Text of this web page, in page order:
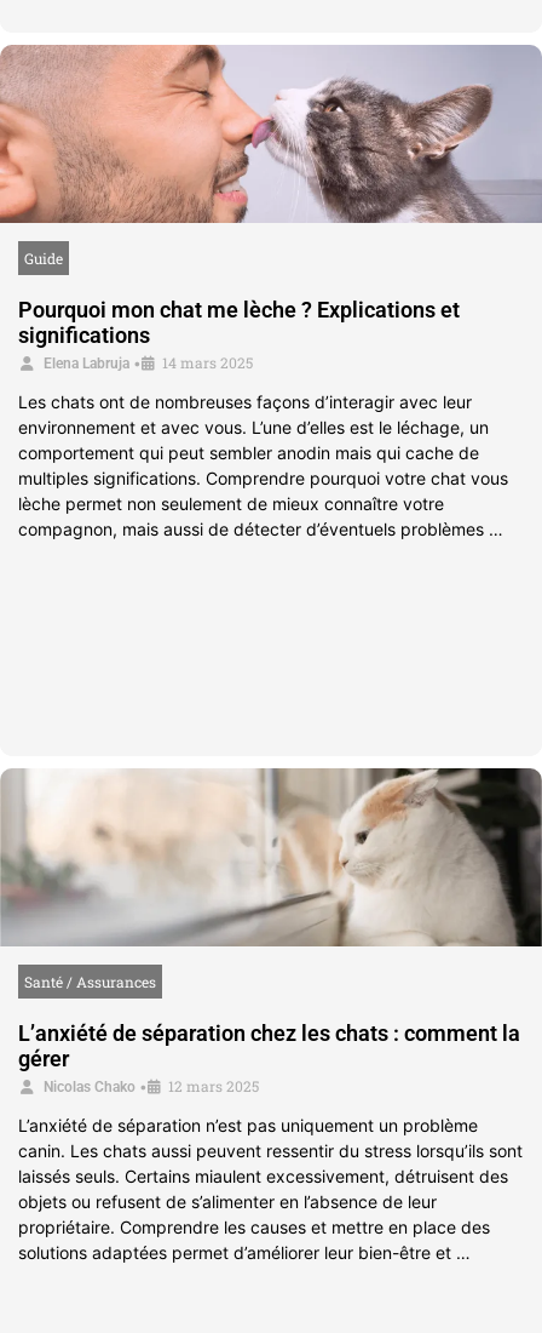
Guide
Pourquoi mon chat me lèche ? Explications et
significations
Elena Labruja • 14 mars 2025
Les chats ont de nombreuses façons d’interagir avec leur
environnement et avec vous. L’une d’elles est le léchage, un
comportement qui peut sembler anodin mais qui cache de
multiples significations. Comprendre pourquoi votre chat vous
lèche permet non seulement de mieux connaître votre
compagnon, mais aussi de détecter d’éventuels problèmes …
Santé / Assurances
L’anxiété de séparation chez les chats : comment la
gérer
Nicolas Chako • 12 mars 2025
L’anxiété de séparation n’est pas uniquement un problème
canin. Les chats aussi peuvent ressentir du stress lorsqu’ils sont
laissés seuls. Certains miaulent excessivement, détruisent des
objets ou refusent de s’alimenter en l’absence de leur
propriétaire. Comprendre les causes et mettre en place des
solutions adaptées permet d’améliorer leur bien-être et …